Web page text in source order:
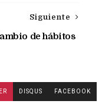
Siguiente
de hábitos
DISQUS FACEBOOK